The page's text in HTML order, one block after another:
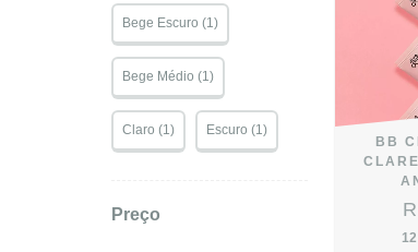
Bege Escuro (1)
Bege Médio (1)
Claro (1) Escuro (1)
Preço
BB
12